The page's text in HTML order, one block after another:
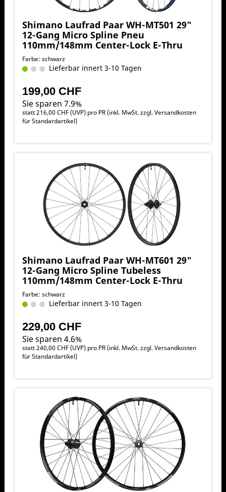
Shimano Laufrad Paar WH-MT501 29"
12-Gang Micro Spline Pneu
110mm/148mm Center-Lock E-Thru
Farbe: schwarz
Lieferbar innert 3-10 Tagen
199,00 CHF
Sie sparen 7.9%
statt216,00 CHF(UVP) pro PR (inkl. MwSt. zzgl.Versandkosten
für Standardartikel)
Shimano Laufrad Paar WH-MT601 29"
12-Gang Micro Spline Tubeless
110mm/148mm Center-Lock E-Thru
Farbe: schwarz
Lieferbar innert 3-10 Tagen
229,00 CHF
Sie sparen 4.6%
statt240,00 CHF(UVP) pro PR (inkl. MwSt. zzgl.Versandkosten
für Standardartikel)